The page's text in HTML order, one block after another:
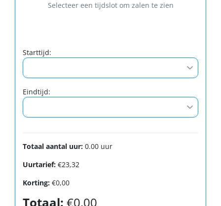
Selecteer een tijdslot om zalen te zien
Starttijd:
Eindtijd:
Totaal aantal uur: 0.00 uur
Uurtarief: €23,32
Korting: €0,00
Totaal: €0,00